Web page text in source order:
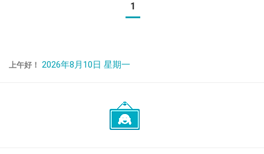
1
上午好！ 2026年8月10日 星期一